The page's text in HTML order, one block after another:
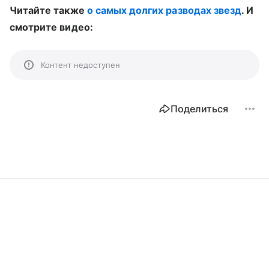
Читайте также о самых долгих разводах звезд. И
смотрите видео:
Контент недоступен
Поделиться